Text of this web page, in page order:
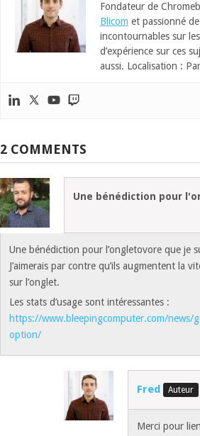
Fondateur de
Blicom et passionné
incontournables sur
d’expérience sur ces
aussi. Localisation :
2 COMMENTS
Une bénédiction pour
Une bénédiction pour l’ongletovore que je
J’aimerais par contre qu’ils augmentent la
sur l’onglet.
Les stats d’usage sont intéressantes :
https://www.bleepingcomputer.com/news/
option/
Fred
Merci pour